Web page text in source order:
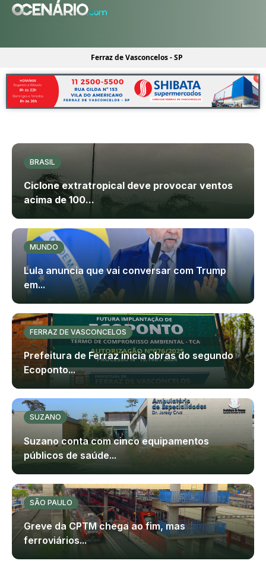
Ferraz de Vasconcelos - SP
BRASIL
Ciclone extratropical deve provocar ventos
acima de 100...
MUNDO
Lula anuncia que vai conversar com Trump
em...
FERRAZ DE VASCONCELOS
Prefeitura de Ferraz inicia obras do segundo
Ecoponto...
SUZANO
Suzano conta com cinco equipamentos
públicos de saúde...
SÃO PAULO
Greve da CPTM chega ao fim, mas
ferroviários...